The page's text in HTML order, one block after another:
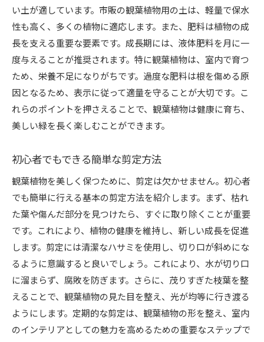
い土が適しています。市販の観葉植物用の土は、軽量で保水
性も高く、多くの植物に適応します。また、肥料は植物の成
長を支える重要な要素です。成長期には、液体肥料を月に一
度与えることが推奨されます。特に観葉植物は、室内で育つ
ため、栄養不足になりがちです。過度な肥料は根を傷める原
因となるため、表示に従って適量を守ることが大切です。こ
れらのポイントを押さえることで、観葉植物は健康に育ち、
美しい緑を長く楽しむことができます。
初心者でもできる簡単な剪定方法
観葉植物を美しく保つために、剪定は欠かせません。初心者
でも簡単に行える基本の剪定方法を紹介します。まず、枯れ
た葉や傷んだ部分を見つけたら、すぐに取り除くことが重要
です。これにより、植物の健康を維持し、新しい成長を促進
します。剪定には清潔なハサミを使用し、切り口が斜めにな
るように意識すると良いでしょう。これにより、水が切り口
に溜まらず、腐敗を防ぎます。さらに、茂りすぎた枝葉を整
えることで、観葉植物の見た目を整え、光が均等に行き渡る
ようにします。定期的な剪定は、観葉植物の形を整え、室内
のインテリアとしての魅力を高めるための重要なステップで